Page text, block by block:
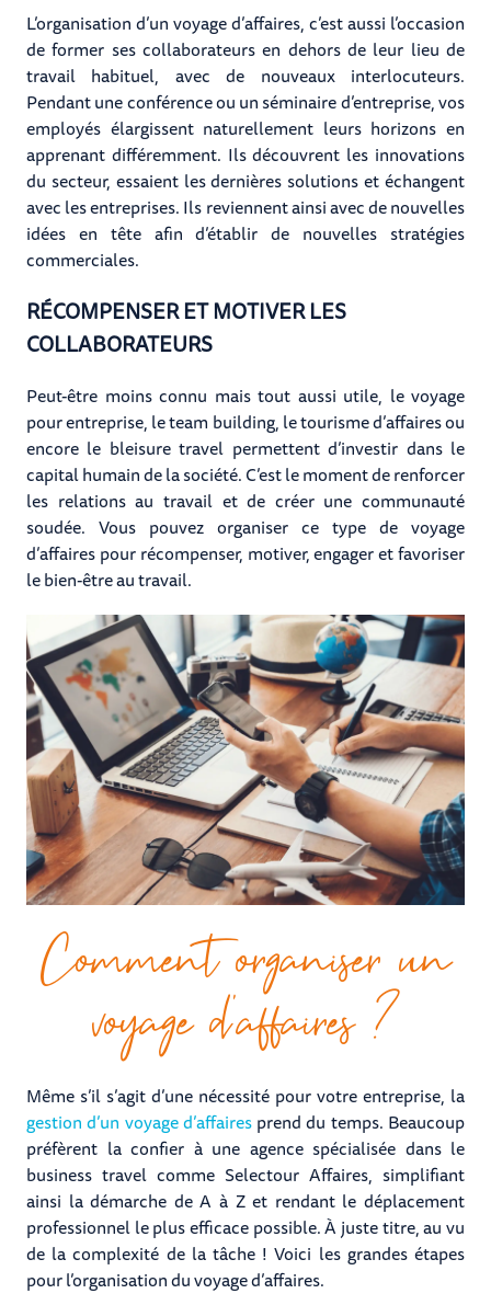
L’organisation d’un voyage d’affaires, c’est aussi l’occasion
de former ses collaborateurs en dehors de leur lieu de
travail habituel, avec de nouveaux interlocuteurs.
Pendant une conférence ou un séminaire d’entreprise, vos
employés élargissent naturellement leurs horizons en
apprenant différemment. Ils découvrent les innovations
du secteur, essaient les dernières solutions et échangent
avec les entreprises. Ils reviennent ainsi avec de nouvelles
idées en tête afin d’établir de nouvelles stratégies
commerciales.
RÉCOMPENSER ET MOTIVER LES
COLLABORATEURS
Peut-être moins connu mais tout aussi utile, le voyage
pour entreprise, le team building, le tourisme d’affaires ou
encore le bleisure travel permettent d’investir dans le
capital humain de la société. C’est le moment de renforcer
les relations au travail et de créer une communauté
soudée. Vous pouvez organiser ce type de voyage
d’affaires pour récompenser, motiver, engager et favoriser
le bien-être au travail.
Comment organiser un
voyage d’affaires ?
Même s’il s’agit d’une nécessité pour votre entreprise, la
gestion d’un voyage d’affairesprend du temps. Beaucoup
préfèrent la confier à une agence spécialisée dans le
business travel comme Selectour Affaires, simplifiant
ainsi la démarche de A à Z et rendant le déplacement
professionnel le plus efficace possible. À juste titre, au vu
de la complexité de la tâche ! Voici les grandes étapes
pour l’organisation du voyage d’affaires.